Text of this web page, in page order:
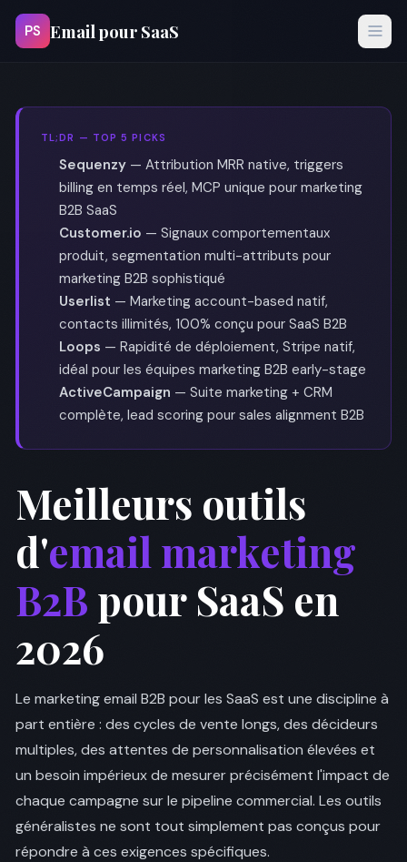
PS Email pour SaaS
TL;DR — TOP 5 PICKS
Sequenzy — Attribution MRR native, triggers
billing en temps réel, MCP unique pour marketing
B2B SaaS
Customer.io — Signaux comportementaux
produit, segmentation multi-attributs pour
marketing B2B sophistiqué
Userlist — Marketing account-based natif,
contacts illimités, 100% conçu pour SaaS B2B
Loops — Rapidité de déploiement, Stripe natif,
idéal pour les équipes marketing B2B early-stage
ActiveCampaign — Suite marketing + CRM
complète, lead scoring pour sales alignment B2B
Meilleurs outils
d'email marketing
B2B pour SaaS en
2026
Le marketing email B2B pour les SaaS est une discipline à
part entière : des cycles de vente longs, des décideurs
multiples, des attentes de personnalisation élevées et
un besoin impérieux de mesurer précisément l'impact de
chaque campagne sur le pipeline commercial. Les outils
généralistes ne sont tout simplement pas conçus pour
répondre à ces exigences spécifiques.